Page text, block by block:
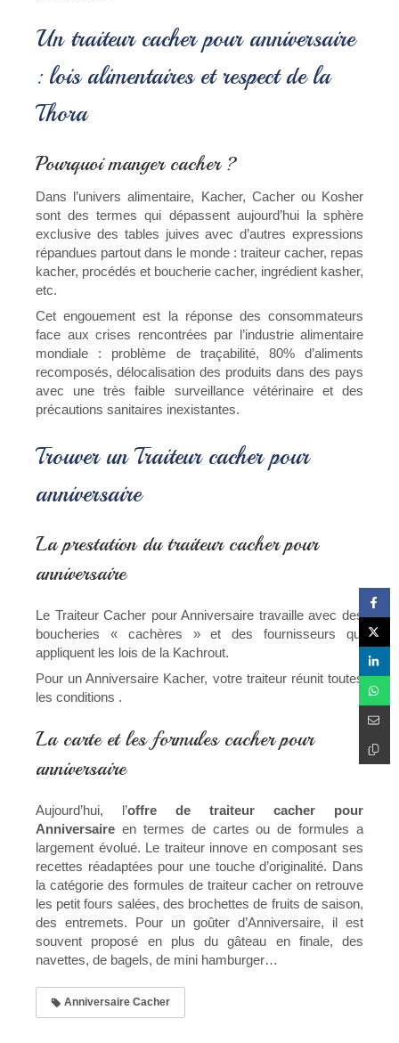
Un traiteur cacher pour anniversaire
: lois alimentaires et respect de la
Thora
Pourquoi manger cacher ?
Dans l’univers alimentaire, Kacher, Cacher ou Kosher
sont des termes qui dépassent aujourd’hui la sphère
exclusive des tables juives avec d’autres expressions
répandues partout dans le monde : traiteur cacher, repas
kacher, procédés et boucherie cacher, ingrédient kasher,
etc.
Cet engouement est la réponse des consommateurs
face aux crises rencontrées par l’industrie alimentaire
mondiale : problème de traçabilité, 80% d’aliments
recomposés, délocalisation des produits dans des pays
avec une très faible surveillance vétérinaire et des
précautions sanitaires inexistantes.
Trouver un Traiteur cacher pour
anniversaire
La prestation du traiteur cacher pour
anniversaire
Le Traiteur Cacher pour Anniversaire travaille avec des
boucheries « cachères » et des fournisseurs qui
appliquent les lois de la Kachrout.
Pour un Anniversaire Kacher, votre traiteur réunit toutes
les conditions .
La carte et les formules cacher pour
anniversaire
Aujourd’hui, l’offre de traiteur cacher pour
Anniversaire en termes de cartes ou de formules a
largement évolué. Le traiteur innove en composant ses
recettes réadaptées pour une touche d’originalité. Dans
la catégorie des formules de traiteur cacher on retrouve
les petit fours salées, des brochettes de fruits de saison,
des entremets. Pour un goûter d’Anniversaire, il est
souvent proposé en plus du gâteau en finale, des
navettes, de bagels, de mini hamburger…
Anniversaire Cacher